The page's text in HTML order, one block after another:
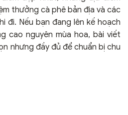
thưởng cà phê bản địa và các
đi. Nếu bạn đang lên kế hoạch
cao nguyên mùa hoa, bài viết
nhưng đầy đủ để chuẩn bị chu